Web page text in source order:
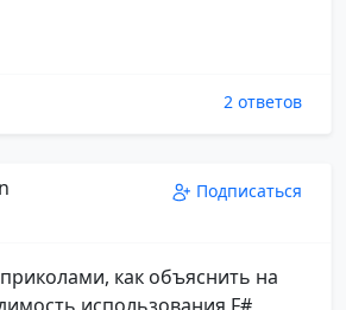
2 ответов
Подписаться
как объяснить на